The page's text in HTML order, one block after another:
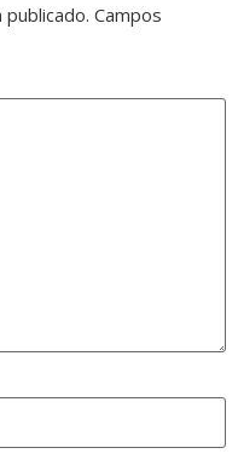
Campos